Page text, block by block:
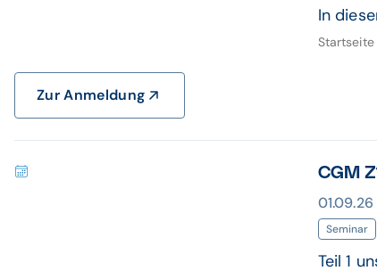
In
Startseite
Zur Anmeldung
CGM
Seminar
Teil 1